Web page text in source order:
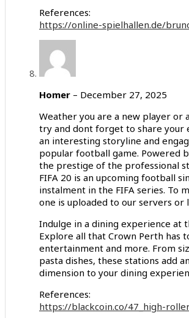
References:
https://online-spielhallen.de/
Homer – December 27, 2025
Weather you are a new player or
try and dont forget to share your
an interesting storyline and
popular football game. Powered
the prestige of the professional
FIFA 20 is an upcoming football
instalment in the FIFA series. To
one is uploaded to our servers
Indulge in a dining experience at
Explore all that Crown Perth has
entertainment and more. From
pasta dishes, these stations add
dimension to your dining
References:
https://blackcoin.co/47_high-